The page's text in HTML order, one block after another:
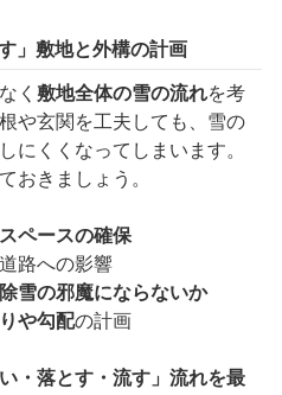
」敷地と外構の計画
く 敷地全体の雪の流れを考
や玄関を工夫しても、雪の
にくくなってしまいます。
おきましょう。
スペースの確保
路への影響
雪の邪魔にならないか
や勾配の計画
・落とす・流す」流れを最